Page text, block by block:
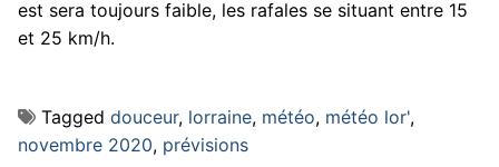
est sera toujours faible, les rafales se situant entre 15
et 25 km/h.
Tagged douceur, lorraine, météo, météo lor',
novembre 2020, prévisions